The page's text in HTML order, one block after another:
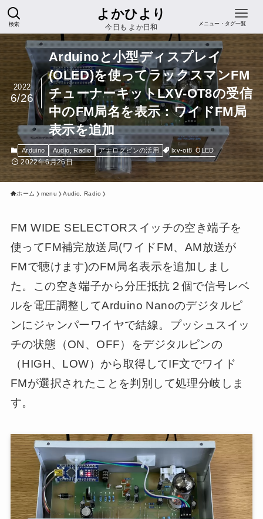
よかひより
今日も よか日和
検索 メニュー・タグ一覧
Arduinoと小型ディスプレイ
(OLED)を使ってラックスマンFM
チューナーキットLXV-OT8の受信
中のFM局名を表示：ワイドFM局
表示を追加
2022
6/26
Arduino Audio, Radio アナログピンの活用 lxv-ot8 OLED
2022年6月26日
ホーム menu Audio, Radio
FM WIDE SELECTORスイッチの空き端子を
使ってFM補完放送局(ワイドFM、AM放送が
FMで聴けます)のFM局名表示を追加しまし
た。この空き端子から分圧抵抗２個で信号レベ
ルを電圧調整してArduino Nanoのデジタルピ
ンにジャンパーワイヤで結線。プッシュスイッ
チの状態（ON、OFF）をデジタルピンの
（HIGH、LOW）から取得してIF文でワイド
FMが選択されたことを判別して処理分岐しま
す。